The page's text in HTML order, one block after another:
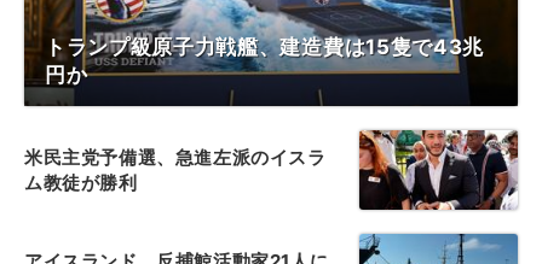
トランプ級原子力戦艦、建造費は15隻で43兆
円か
米民主党予備選、急進左派のイスラ
ム教徒が勝利